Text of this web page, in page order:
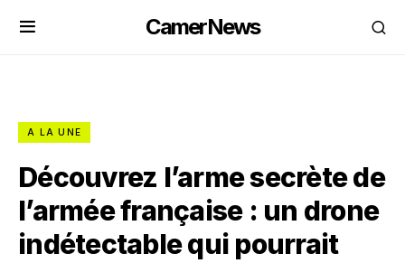
CamerNews
A LA UNE
Découvrez l’arme secrète de
l’armée française : un drone
indétectable qui pourrait